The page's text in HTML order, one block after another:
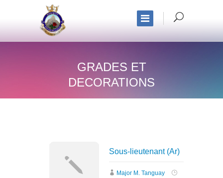
GRADES ET
DECORATIONS
Sous-lieutenant (Ar)
Major M. Tanguay